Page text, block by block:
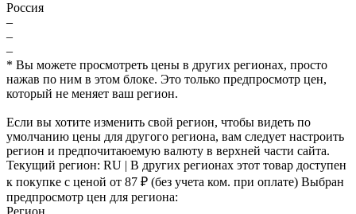
Россия
–
–
–
* Вы можете просмотреть цены в других регионах, просто
нажав по ним в этом блоке. Это только предпросмотр цен,
который не меняет ваш регион.
Если вы хотите изменить свой регион, чтобы видеть по
умолчанию цены для другого региона, вам следует настроить
регион и предпочитаюемую валюту в верхней части сайта.
Текущий регион: RU | В других регионах этот товар доступен
к покупке с ценой от 87 ₽ (без учета ком. при оплате) Выбран
предпросмотр цен для региона:
Регион